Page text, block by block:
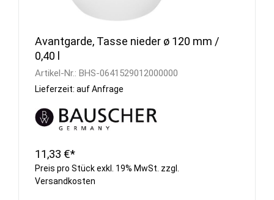
Avantgarde, Tasse nieder ø 120 mm /
0,40 l
Artikel-Nr.: BHS-0641529012000000
Lieferzeit: auf Anfrage
11,33 €*
Preis pro Stück exkl. 19% MwSt. zzgl.
Versandkosten